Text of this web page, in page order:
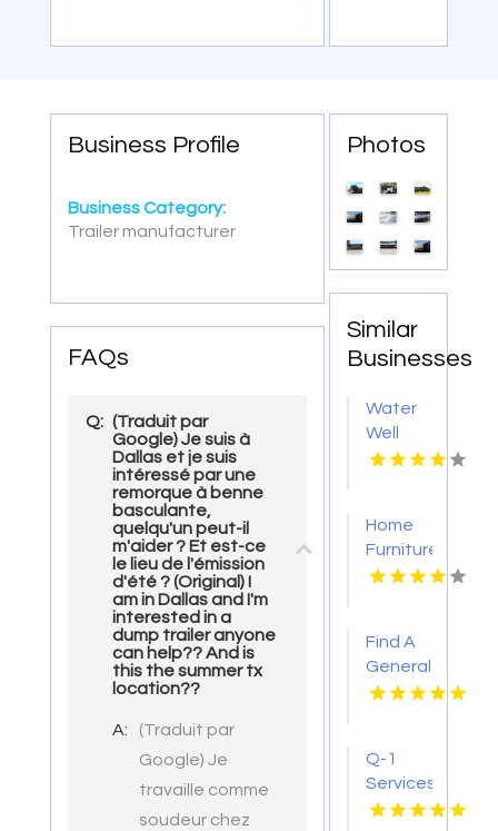
Business Profile
Business Category:
Trailer manufacturer
FAQs
Q: (Traduit par
Google) Je suis à
Dallas et je suis
intéressé par une
remorque à benne
basculante,
quelqu'un peut-il
m'aider ? Et est-ce
le lieu de l'émission
d'été ? (Original) I
am in Dallas and I'm
interested in a
dump trailer anyone
can help?? And is
this the summer tx
location??
A:
(Traduit par
Google) Je
travaille comme
soudeur chez
Photos
Similar
Businesses
Water
Well
Drilling
Glen IL
Home
Furniture
Store
Find A
General
Contractor
FL
Q-1
Services
Provides